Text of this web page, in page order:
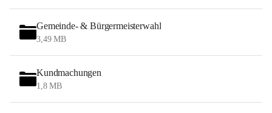
Gemeinde- & Bürgermeisterwahl
3,49 MB
Kundmachungen
1,8 MB